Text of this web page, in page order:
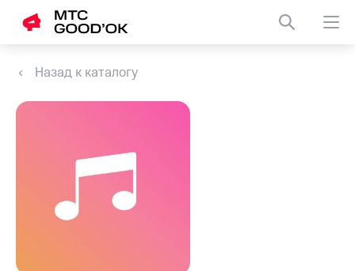
Назад к каталогу